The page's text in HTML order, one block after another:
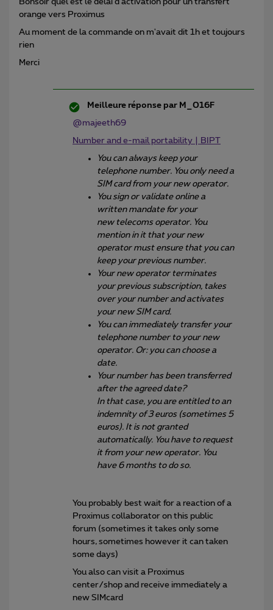
orange vers Proximus
Au moment de la commande on m'avait dit 1h et toujours
rien
Merci
Meilleure réponse par M_016F
@majeeth69
Number and e-mail portability | BIPT
You can always keep your
telephone number. You only need a
SIM card from your new operator.
You sign or validate online a
written mandate for your
new telecoms operator. You
mention in it that your new
operator must ensure that you can
keep your previous number.
Your new operator terminates
your previous subscription, takes
over your number and activates
your new SIM card.
You can immediately transfer your
telephone number to your new
operator. Or: you can choose a
date.
Your number has been transferred
after the agreed date?
In that case, you are entitled to an
indemnity of 3 euros (sometimes 5
euros). It is not granted
automatically. You have to request
it from your new operator. You
have 6 months to do so.
You probably best wait for a reaction of a
Proximus collaborator on this public
forum (sometimes it takes only some
hours, sometimes however it can taken
some days)
You also can visit a Proximus
center/shop and receive immediately a
new SIMcard